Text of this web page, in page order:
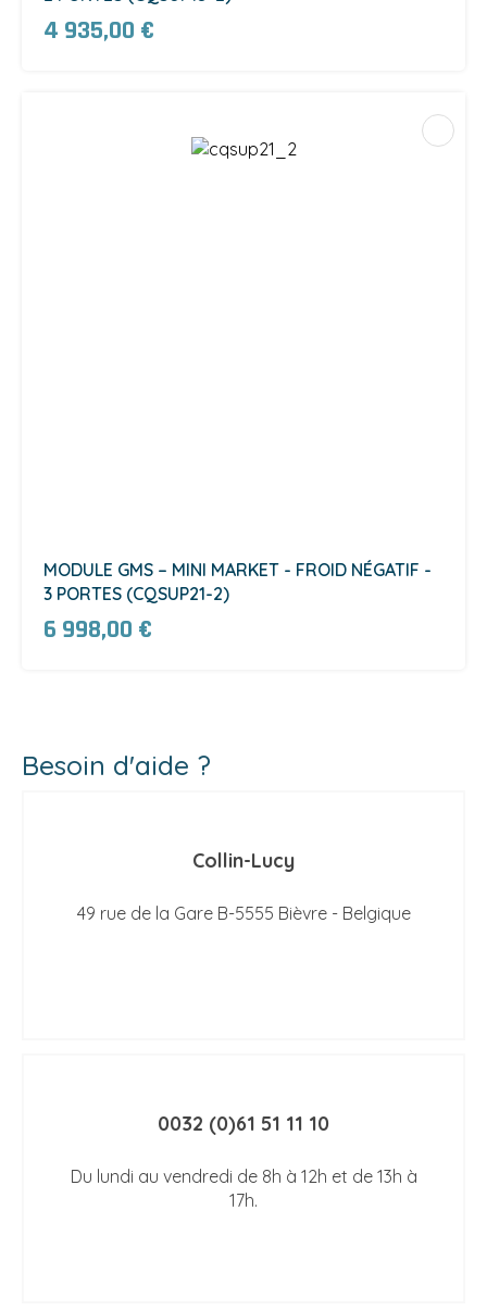
4 935,00 €
MODULE GMS – MINI MARKET - FROID NÉGATIF -
3 PORTES (CQSUP21-2)
6 998,00 €
Besoin d'aide ?
Collin-Lucy
49 rue de la Gare B-5555 Bièvre - Belgique
0032 (0)61 51 11 10
Du lundi au vendredi de 8h à 12h et de 13h à
17h.